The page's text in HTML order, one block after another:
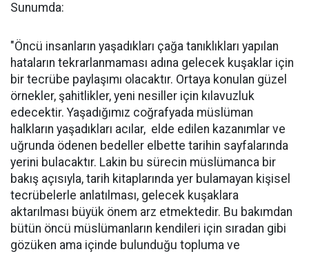
Sunumda:
"Öncü insanların yaşadıkları çağa tanıklıkları yapılan
hataların tekrarlanmaması adına gelecek kuşaklar için
bir tecrübe paylaşımı olacaktır. Ortaya konulan güzel
örnekler, şahitlikler, yeni nesiller için kılavuzluk
edecektir. Yaşadığımız coğrafyada müslüman
halkların yaşadıkları acılar, elde edilen kazanımlar ve
uğrunda ödenen bedeller elbette tarihin sayfalarında
yerini bulacaktır. Lakin bu sürecin müslümanca bir
bakış açısıyla, tarih kitaplarında yer bulamayan kişisel
tecrübelerle anlatılması, gelecek kuşaklara
aktarılması büyük önem arz etmektedir. Bu bakımdan
bütün öncü müslümanların kendileri için sıradan gibi
gözüken ama içinde bulunduğu topluma ve